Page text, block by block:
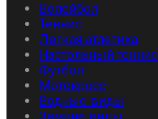
Волейбол
Теннис
Легкая атлетика
Настольный теннис
Футбол
Мотокросс
Водные виды